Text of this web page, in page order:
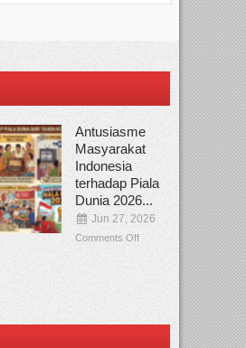
Antusiasme
Masyarakat
Indonesia
terhadap Piala
Dunia 2026...
Jun 27, 2026
Comments Off